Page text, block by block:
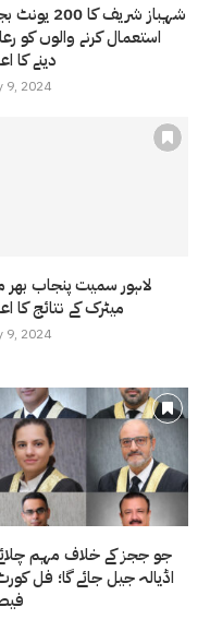
شہباز شریف کا 200
استعمال کرنے والوں کو
دینے کا
9, 2024
لاہور سمیت پنجاب بھر
میٹرک کے نتائج کا
9, 2024
جو ججز کے خلاف مہم
اڈیالہ جیل جائے گا؛ فل